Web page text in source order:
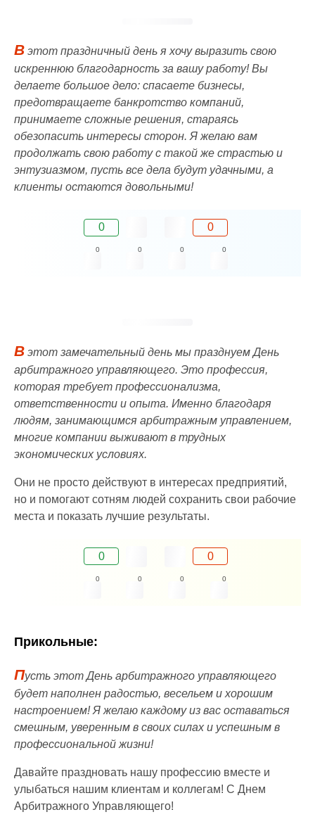
В этот праздничный день я хочу выразить свою
искреннюю благодарность за вашу работу! Вы
делаете большое дело: спасаете бизнесы,
предотвращаете банкротство компаний,
принимаете сложные решения, стараясь
обезопасить интересы сторон. Я желаю вам
продолжать свою работу с такой же страстью и
энтузиазмом, пусть все дела будут удачными, а
клиенты остаются довольными!
0 0
0 0 0 0
В этот замечательный день мы празднуем День
арбитражного управляющего. Это профессия,
которая требует профессионализма,
ответственности и опыта. Именно благодаря
людям, занимающимся арбитражным управлением,
многие компании выживают в трудных
экономических условиях.
Они не просто действуют в интересах предприятий,
но и помогают сотням людей сохранить свои рабочие
места и показать лучшие результаты.
0 0
0 0 0 0
Прикольные:
Пусть этот День арбитражного управляющего
будет наполнен радостью, весельем и хорошим
настроением! Я желаю каждому из вас оставаться
смешным, уверенным в своих силах и успешным в
профессиональной жизни!
Давайте праздновать нашу профессию вместе и
улыбаться нашим клиентам и коллегам! С Днем
Арбитражного Управляющего!